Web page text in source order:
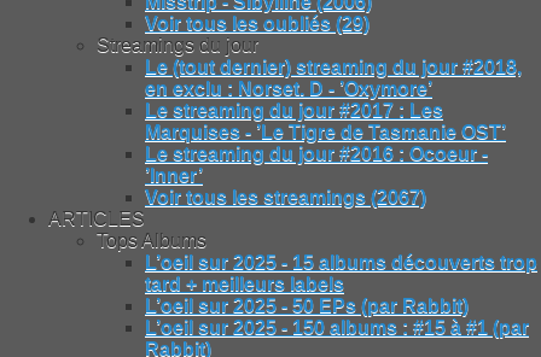
Voir tous les oubliés (29)
Streamings du jour
Le (tout dernier) streaming du jour #2018,
en exclu : Norset. D - ’Oxymore’
Le streaming du jour #2017 : Les
Marquises - ’Le Tigre de Tasmanie OST’
Le streaming du jour #2016 : Ocoeur -
’Inner’
Voir tous les streamings (2067)
ARTICLES
Tops Albums
L’oeil sur 2025 - 15 albums découverts trop
tard + meilleurs labels
L’oeil sur 2025 - 50 EPs (par Rabbit)
L’oeil sur 2025 - 150 albums : #15 à #1 (par
Rabbit)